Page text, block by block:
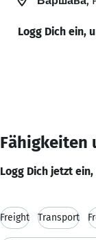
Logg Dich ein,
Fähigkeiten
Logg Dich jetzt
Freight Transport